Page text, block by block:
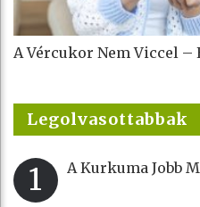
A Vércukor Nem Viccel –
Legolvasottabbak
1 A Kurkuma Jobb